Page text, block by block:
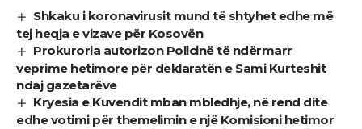
Shkaku i koronavirusit mund të shtyhet edhe më
tej heqja e vizave për Kosovën
Prokuroria autorizon Policinë të ndërmarr
veprime hetimore për deklaratën e Sami Kurteshit
ndaj gazetarëve
Kryesia e Kuvendit mban mbledhje, në rend dite
edhe votimi për themelimin e një Komisioni hetimor